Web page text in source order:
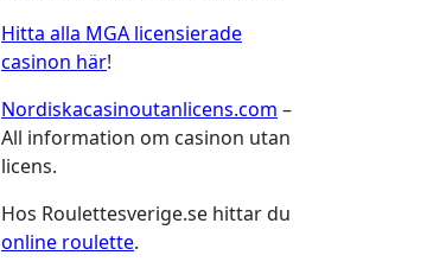
Hitta alla MGA licensierade
casinon här!
Nordiskacasinoutanlicens.com –
All information om casinon utan
licens.
Hos Roulettesverige.se hittar du
online roulette.